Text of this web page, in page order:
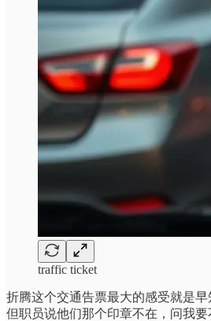
traffic ticket
折腾这个交通告票最大的感受就是
但职员说他们那个印章不在，问我